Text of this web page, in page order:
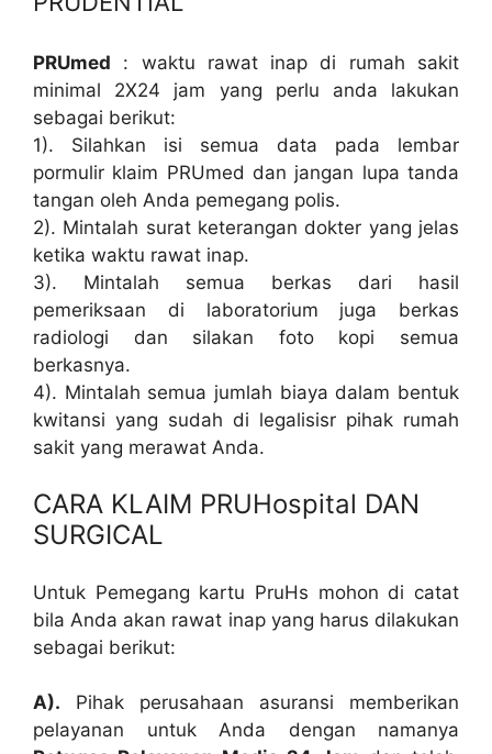
PRUmed : waktu rawat inap di rumah sakit
minimal 2X24 jam yang perlu anda lakukan
sebagai berikut:
1). Silahkan isi semua data pada lembar
pormulir klaim PRUmed dan jangan lupa tanda
tangan oleh Anda pemegang polis.
2). Mintalah surat keterangan dokter yang jelas
ketika waktu rawat inap.
3). Mintalah semua berkas dari hasil
pemeriksaan di laboratorium juga berkas
radiologi dan silakan foto kopi semua
berkasnya.
4). Mintalah semua jumlah biaya dalam bentuk
kwitansi yang sudah di legalisisr pihak rumah
sakit yang merawat Anda.
CARA KLAIM PRUHospital DAN
SURGICAL
Untuk Pemegang kartu PruHs mohon di catat
bila Anda akan rawat inap yang harus dilakukan
sebagai berikut:
A). Pihak perusahaan asuransi memberikan
pelayanan untuk Anda dengan namanya